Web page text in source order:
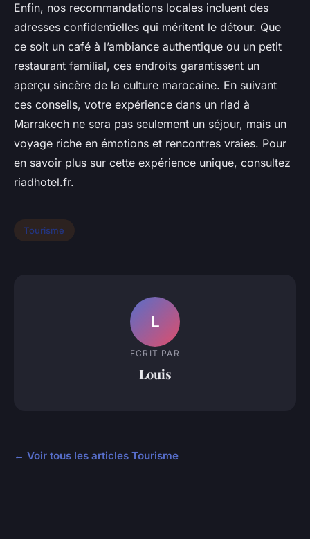
Enfin, nos recommandations locales incluent des
adresses confidentielles qui méritent le détour. Que
ce soit un café à l’ambiance authentique ou un petit
restaurant familial, ces endroits garantissent un
aperçu sincère de la culture marocaine. En suivant
ces conseils, votre expérience dans un riad à
Marrakech ne sera pas seulement un séjour, mais un
voyage riche en émotions et rencontres vraies. Pour
en savoir plus sur cette expérience unique, consultez
riadhotel.fr.
Tourisme
L
ECRIT PAR
Louis
← Voir tous les articles Tourisme